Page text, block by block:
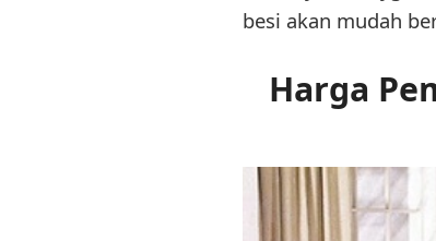
besi akan mudah
Harga